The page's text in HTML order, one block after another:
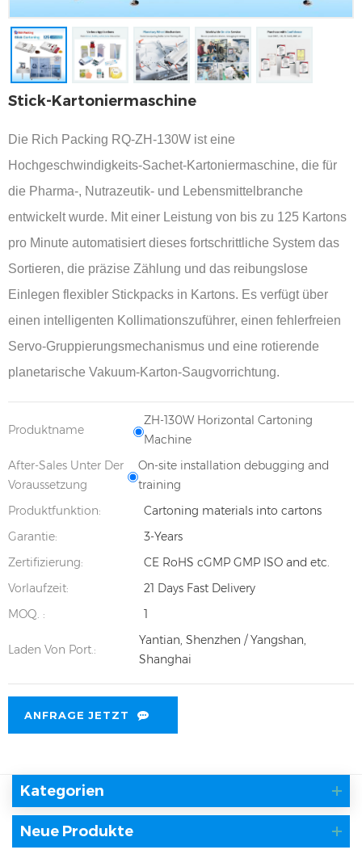
Stick-Kartoniermaschine
Die Rich Packing RQ-ZH-130W ist eine
Hochgeschwindigkeits-Sachet-Kartoniermaschine, die für
die Pharma-, Nutrazeutik- und Lebensmittelbranche
entwickelt wurde. Mit einer Leistung von bis zu 125 Kartons
pro Minute automatisiert dieses fortschrittliche System das
Sortieren, die präzise Zählung und das reibungslose
Einlegen flexibler Stickpacks in Kartons. Es verfügt über
einen intelligenten Kollimationszuführer, einen fehlerfreien
Servo-Gruppierungsmechanismus und eine rotierende
planetarische Vakuum-Karton-Saugvorrichtung.
Produktname
ZH-130W Horizontal Cartoning
Machine
After-Sales Unter Der
Voraussetzung
On-site installation debugging and
training
Produktfunktion:
Cartoning materials into cartons
Garantie:
3-Years
Zertifizierung:
CE RoHS cGMP GMP ISO and etc.
Vorlaufzeit:
21 Days Fast Delivery
MOQ. :
1
Laden Von Port.:
Yantian, Shenzhen / Yangshan,
Shanghai
ANFRAGE JETZT
Kategorien
Neue Produkte